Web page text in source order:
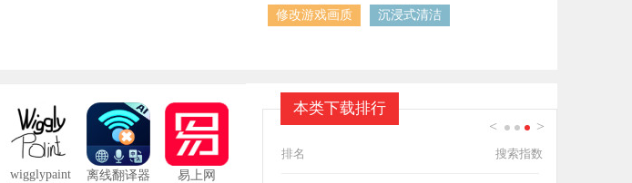
修改游戏画质 沉浸式清洁
wigglypaint 离线翻译器 易上网
本类下载排行
< >
排名 搜索指数